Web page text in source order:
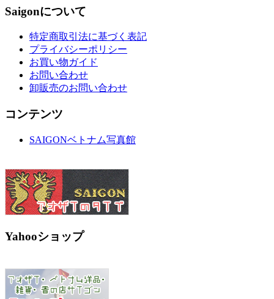
Saigonについて
特定商取引法に基づく表記
プライバシーポリシー
お買い物ガイド
お問い合わせ
卸販売のお問い合わせ
コンテンツ
SAIGONベトナム写真館
Yahooショップ